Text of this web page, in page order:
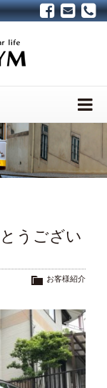
うござい
お客様紹介